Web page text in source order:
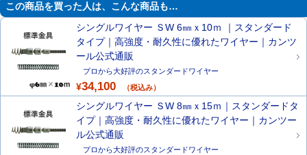
この商品を買った人は、こんな商品も…
シングルワイヤー ＳW 6㎜ｘ10ｍ ｜スタンダード
タイプ｜高強度・耐久性に優れたワイヤー｜カンツ
ール公式通販
プロから大好評のスタンダードワイヤー
¥34,100 （税込み）
シングルワイヤー ＳW 8㎜ｘ15ｍ｜スタンダードタ
イプ｜高強度・耐久性に優れたワイヤー｜カンツー
ル公式通販
プロから大好評のスタンダードワイヤー